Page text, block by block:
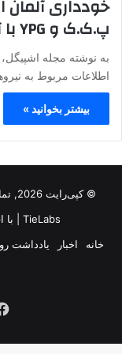
خودداری آلمان
پ.ک.ک و YPG با ترکیه
به نوشته مجله اشپیگل،
اطلاعات مربوط به
بیشتر بخوانید »
© کپی‌رایت 2026, تمامی حقوق متعلق است به |
TieLabs
|
خانه
اخبار یادداشت